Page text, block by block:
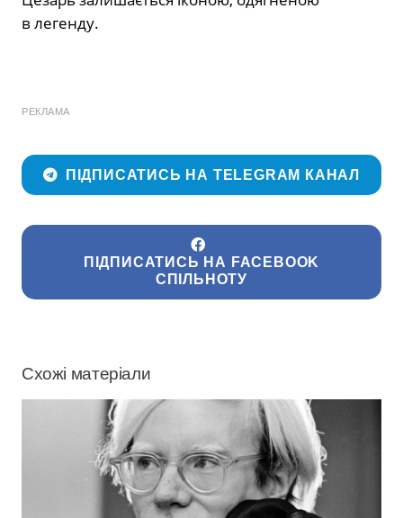
в легенду.
РЕКЛАМА
ПІДПИСАТИСЬ НА TELEGRAM КАНАЛ
ПІДПИСАТИСЬ НА FACEBOOK
СПІЛЬНОТУ
Схожі матеріали